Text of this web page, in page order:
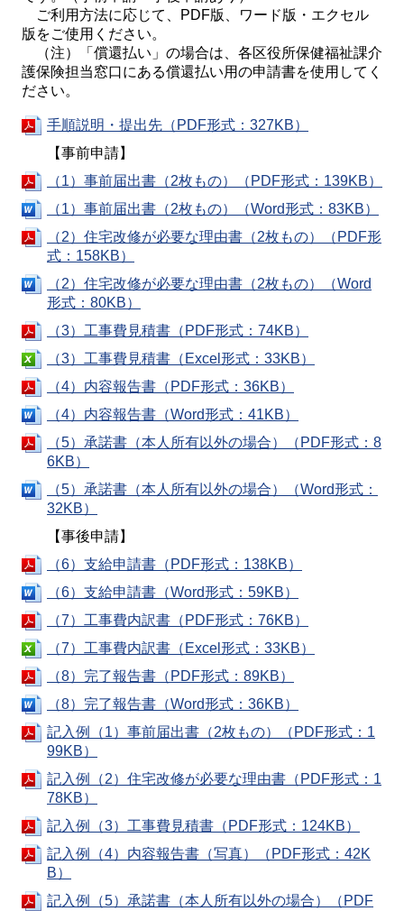
ご利用方法に応じて、PDF版、ワード版・エクセル
版をご使用ください。
（注）「償還払い」の場合は、各区役所保健福祉課介
護保険担当窓口にある償還払い用の申請書を使用してく
ださい。
手順説明・提出先（PDF形式：327KB）
【事前申請】
（1）事前届出書（2枚もの）（PDF形式：139KB）
（1）事前届出書（2枚もの）（Word形式：83KB）
（2）住宅改修が必要な理由書（2枚もの）（PDF形
式：158KB）
（2）住宅改修が必要な理由書（2枚もの）（Word
形式：80KB）
（3）工事費見積書（PDF形式：74KB）
（3）工事費見積書（Excel形式：33KB）
（4）内容報告書（PDF形式：36KB）
（4）内容報告書（Word形式：41KB）
（5）承諾書（本人所有以外の場合）（PDF形式：8
6KB）
（5）承諾書（本人所有以外の場合）（Word形式：
32KB）
【事後申請】
（6）支給申請書（PDF形式：138KB）
（6）支給申請書（Word形式：59KB）
（7）工事費内訳書（PDF形式：76KB）
（7）工事費内訳書（Excel形式：33KB）
（8）完了報告書（PDF形式：89KB）
（8）完了報告書（Word形式：36KB）
記入例（1）事前届出書（2枚もの）（PDF形式：1
99KB）
記入例（2）住宅改修が必要な理由書（PDF形式：1
78KB）
記入例（3）工事費見積書（PDF形式：124KB）
記入例（4）内容報告書（写真）（PDF形式：42K
B）
記入例（5）承諾書（本人所有以外の場合）（PDF